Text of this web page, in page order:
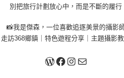
別把旅行計劃放心中，而是不斷的履行
📸我是傑森，一位喜歡追逐美景的攝影
走訪368鄉鎮｜特色遊程分享｜主題攝影
關於我 Facebook
Instagram